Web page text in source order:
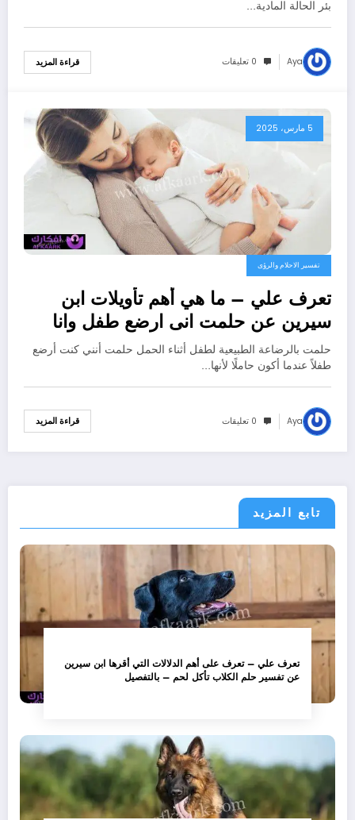
بئر الحالة المادية…
Aya 0 تعليقات قراءة المزيد
5 مارس، 2025
تفسير الاحلام والرؤى
تعرف علي – ما هي أهم تأويلات ابن
سيرين عن حلمت انى ارضع طفل وانا
حامل؟ – بالتفصيل
حلمت بالرضاعة الطبيعية لطفل أثناء الحمل حلمت أنني كنت أرضع
طفلاً عندما أكون حاملًا لأنها…
Aya 0 تعليقات قراءة المزيد
تابع المزيد
تعرف علي – تعرف على أهم الدلالات التي أقرها ابن سيرين
عن تفسير حلم الكلاب تأكل لحم – بالتفصيل